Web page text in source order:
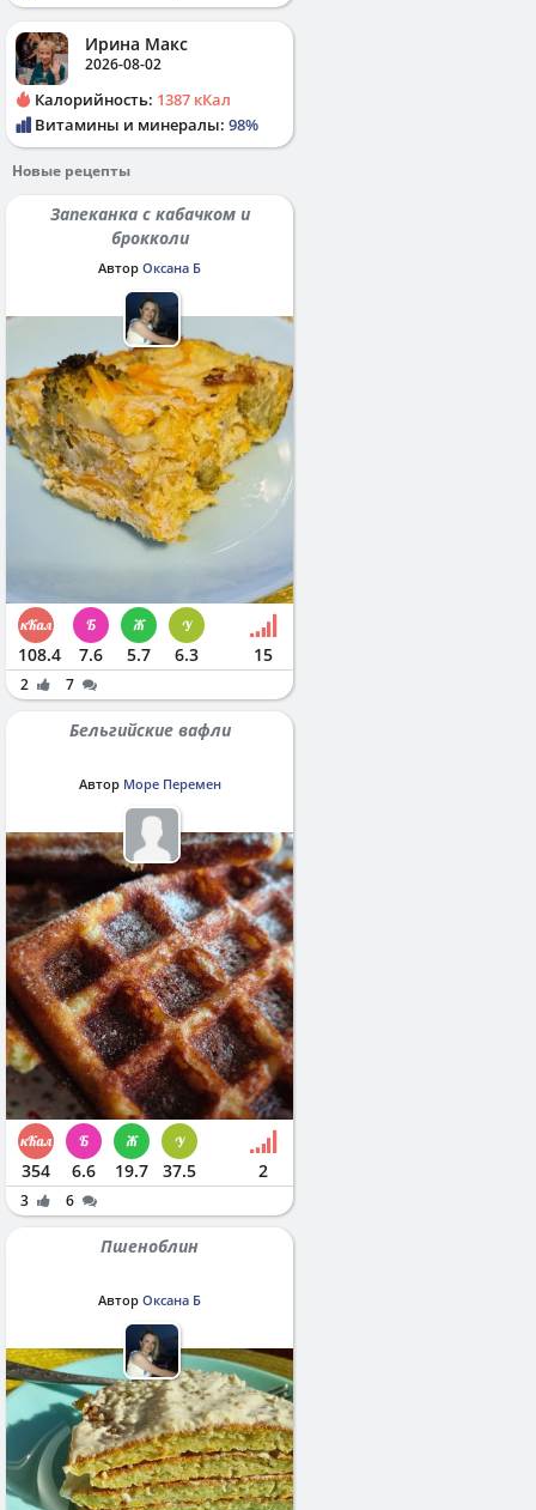
Ирина Макс
2026-08-02
Калорийность: 1387 кКал
Витамины и минералы: 98%
Новые рецепты
Запеканка с кабачком и
брокколи
Автор Оксана Б
108.4 7.6 5.7 6.3 15
2 7
Бельгийские вафли
Автор Море Перемен
354 6.6 19.7 37.5 2
3 6
Пшеноблин
Автор Оксана Б